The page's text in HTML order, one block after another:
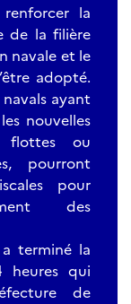
la
de la filière
navale et le
adopté.
ayant
nouvelles
flottes ou
pourront
pour
des
terminé la
heures qui
de